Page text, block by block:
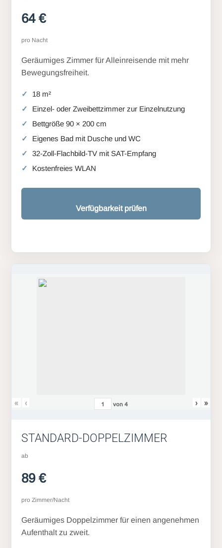
64 €
pro Nacht
Geräumiges Zimmer für Alleinreisende mit mehr
Bewegungsfreiheit.
18 m²
Einzel- oder Zweibettzimmer zur Einzelnutzung
Bettgröße 90 × 200 cm
Eigenes Bad mit Dusche und WC
32-Zoll-Flachbild-TV mit SAT-Empfang
Kostenfreies WLAN
Verfügbarkeit prüfen
« ‹ von4 › »
STANDARD-DOPPELZIMMER
ab
89 €
pro Zimmer/Nacht
Geräumiges Doppelzimmer für einen angenehmen
Aufenthalt zu zweit.